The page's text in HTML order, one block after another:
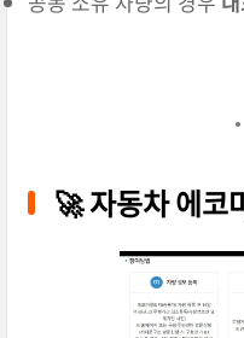
🚀 자동차 에코